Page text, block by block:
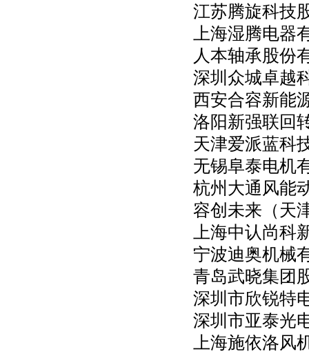
江苏腾旋科技
上海湿腾电器
人本轴承股份
深圳众城卓越
西安合容新能
洛阳新强联回
天津爱派蓝科
无锡阜泰电机
杭州大通风能
容创未来（天
上海中认尚科
宁波迪奥机械
青岛武晓集团
深圳市欣锐特
深圳市亚泰光
上海施依洛风